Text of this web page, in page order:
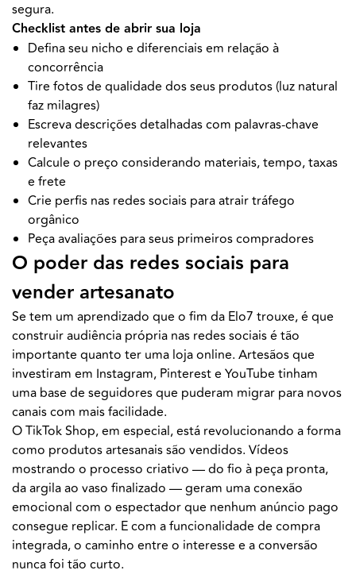
segura.
Checklist antes de abrir sua loja
Defina seu nicho e diferenciais em relação à
concorrência
Tire fotos de qualidade dos seus produtos (luz natural
faz milagres)
Escreva descrições detalhadas com palavras-chave
relevantes
Calcule o preço considerando materiais, tempo, taxas
e frete
Crie perfis nas redes sociais para atrair tráfego
orgânico
Peça avaliações para seus primeiros compradores
O poder das redes sociais para
vender artesanato
Se tem um aprendizado que o fim da Elo7 trouxe, é que
construir audiência própria nas redes sociais é tão
importante quanto ter uma loja online. Artesãos que
investiram em Instagram, Pinterest e YouTube tinham
uma base de seguidores que puderam migrar para novos
canais com mais facilidade.
O TikTok Shop, em especial, está revolucionando a forma
como produtos artesanais são vendidos. Vídeos
mostrando o processo criativo — do fio à peça pronta,
da argila ao vaso finalizado — geram uma conexão
emocional com o espectador que nenhum anúncio pago
consegue replicar. E com a funcionalidade de compra
integrada, o caminho entre o interesse e a conversão
nunca foi tão curto.